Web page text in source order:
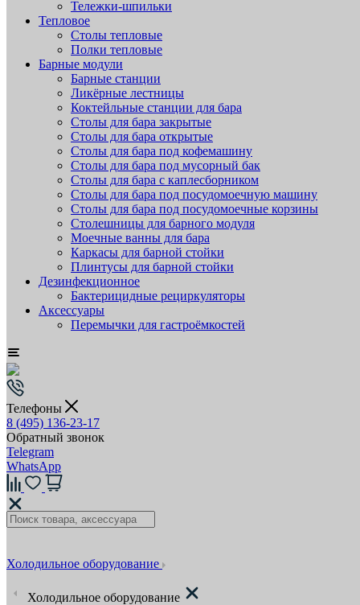
Тележки-шпильки
Тепловое
Столы тепловые
Полки тепловые
Барные модули
Барные станции
Ликёрные лестницы
Коктейльные станции для бара
Столы для бара закрытые
Столы для бара открытые
Столы для бара под кофемашину
Столы для бара под мусорный бак
Столы для бара с каплесборником
Столы для бара под посудомоечную машину
Столы для бара под посудомоечные корзины
Столешницы для барного модуля
Моечные ванны для бара
Каркасы для барной стойки
Плинтусы для барной стойки
Дезинфекционное
Бактерицидные рециркуляторы
Аксессуары
Перемычки для гастроёмкостей
Телефоны
8 (495) 136-23-17
Обратный звонок
Telegram
WhatsApp
Холодильное оборудование
Холодильное оборудование